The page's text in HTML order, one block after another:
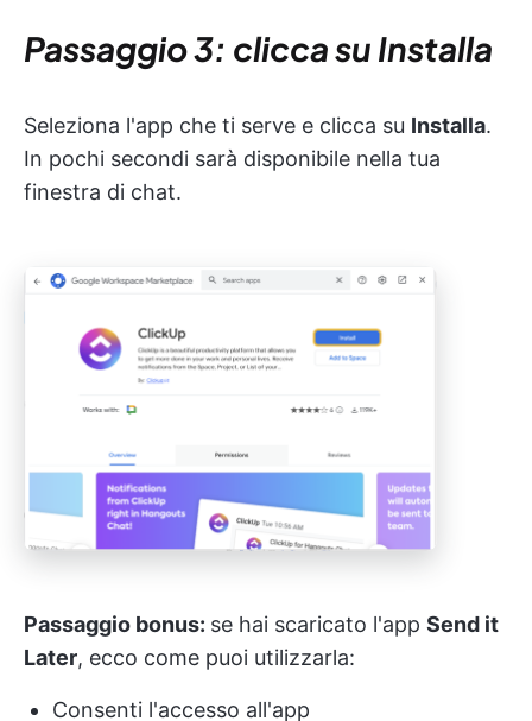
Passaggio 3: clicca su Installa
Seleziona l'app che ti serve e clicca su Installa.
In pochi secondi sarà disponibile nella tua
finestra di chat.
Passaggio bonus: se hai scaricato l'app Send it
Later, ecco come puoi utilizzarla:
Consenti l'accesso all'app